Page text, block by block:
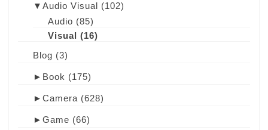
▼ Audio Visual (102)
Audio (85)
Visual (16)
Blog (3)
► Book (175)
► Camera (628)
► Game (66)